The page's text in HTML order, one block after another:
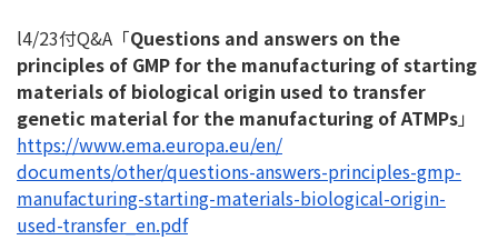
l4/23付Q&A「Questions and answers on the
principles of GMP for the manufacturing of starting
materials of biological origin used to transfer
genetic material for the manufacturing of ATMPs」
https://www.ema.europa.eu/en/
documents/other/questions-answers-principles-gmp-
manufacturing-starting-materials-biological-origin-
used-transfer_en.pdf